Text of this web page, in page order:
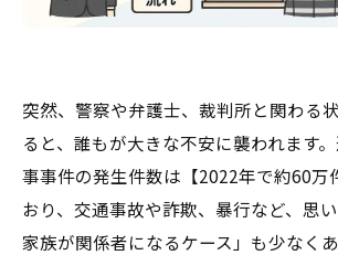
突然、警察や弁護士、裁判所と関わる
ると、誰もが大きな不安に襲われます
事事件の発生件数は【2022年で約60万
おり、交通事故や詐欺、暴行など、思
家族が関係者になるケース」も少なくあ